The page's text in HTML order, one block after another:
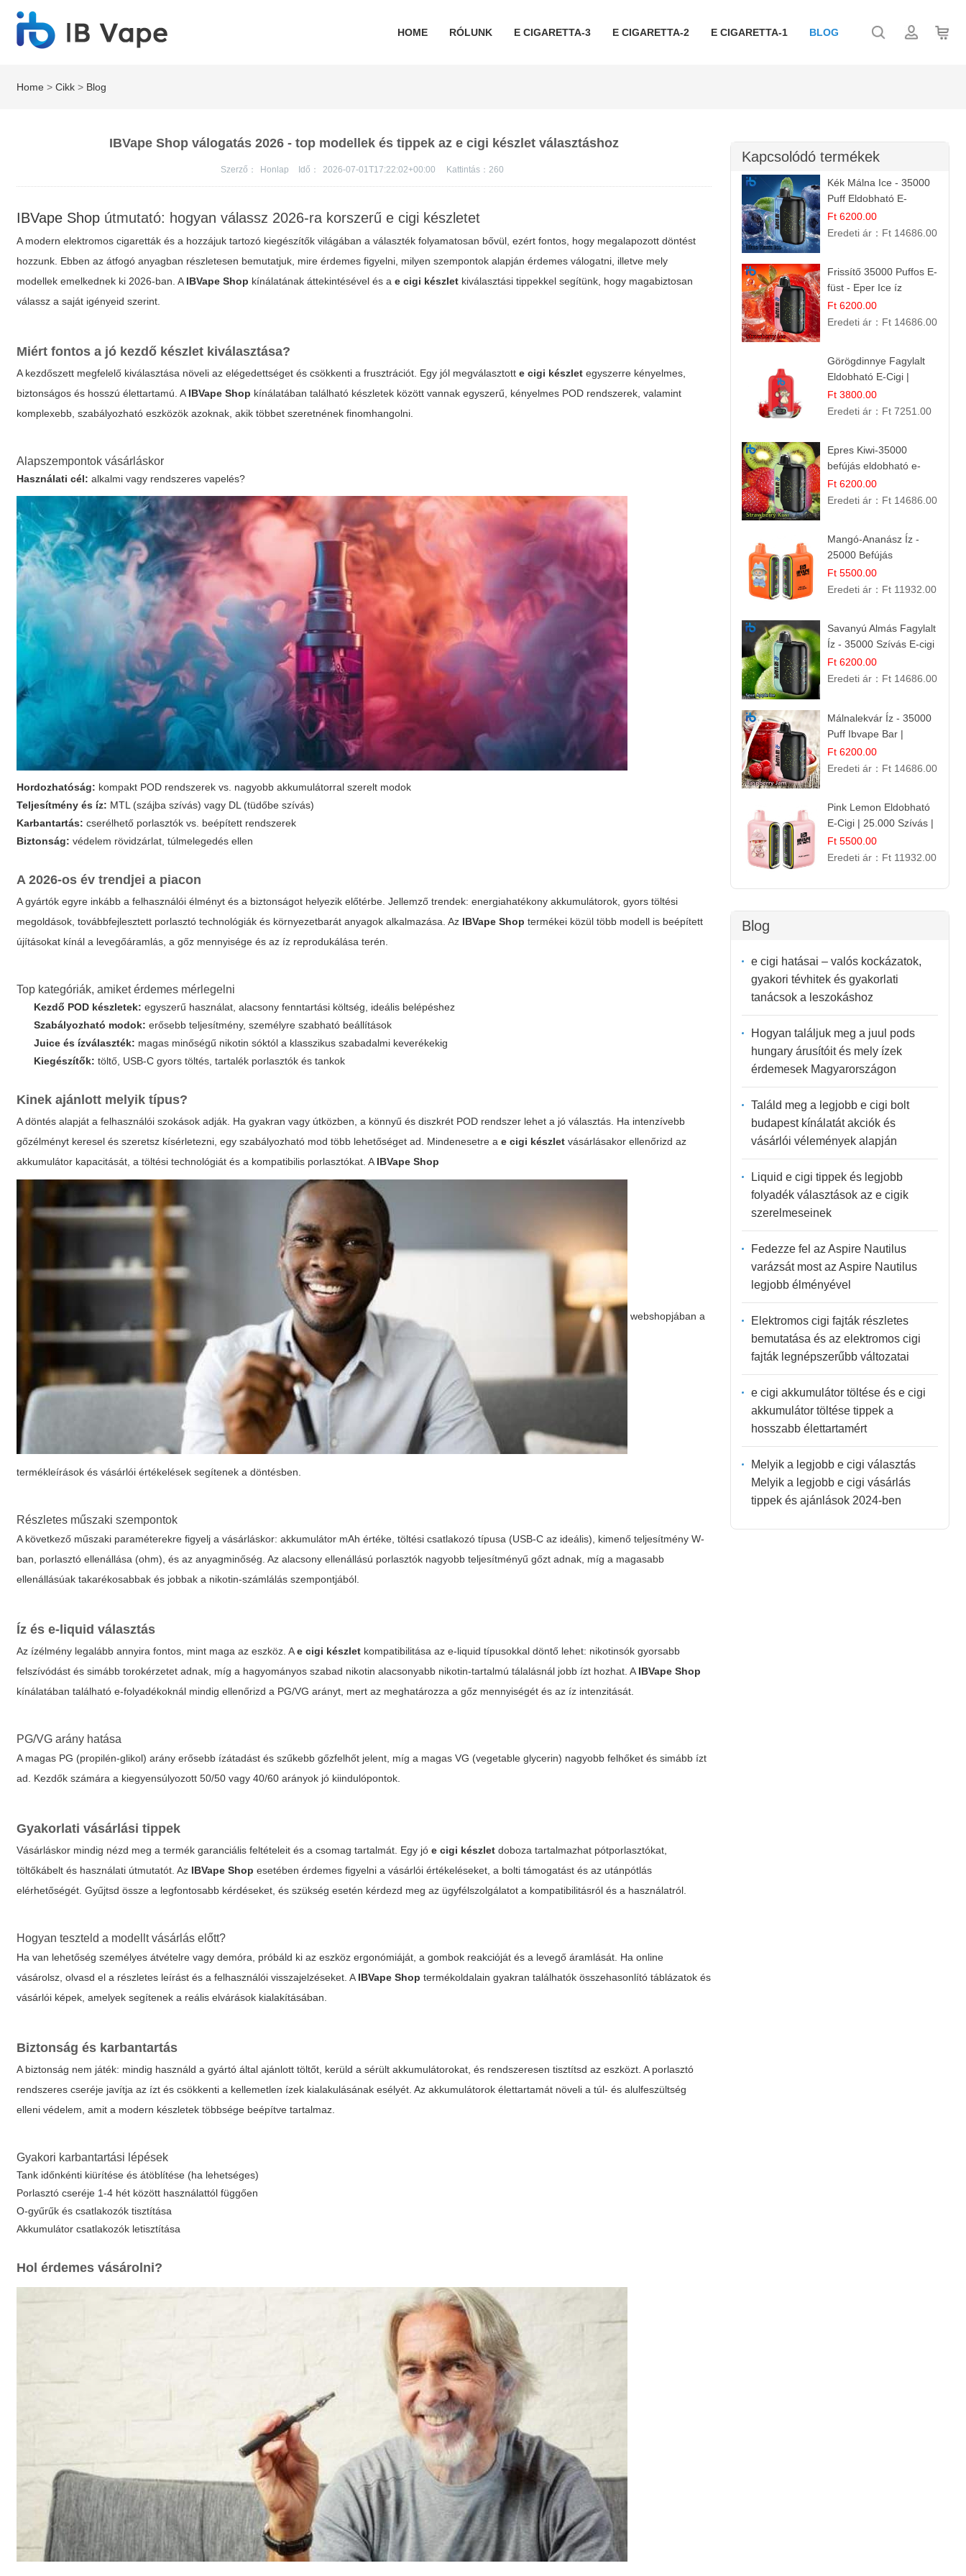
HOME RÓLUNK E CIGARETTA-3 E CIGARETTA-2 E CIGARETTA-1 BLOG
Home >Cikk > Blog
IBVape Shop válogatás 2026 - top modellek és tippek az e cigi készlet választáshoz
Szerző： Honlap Idő： 2026-07-01T17:22:02+00:00 Kattintás：260
IBVape Shop útmutató: hogyan válassz 2026-ra korszerű e cigi készletet
A modern elektromos cigaretták és a hozzájuk tartozó kiegészítők világában a választék folyamatosan bővül, ezért fontos, hogy megalapozott döntést
hozzunk. Ebben az átfogó anyagban részletesen bemutatjuk, mire érdemes figyelni, milyen szempontok alapján érdemes válogatni, illetve mely
modellek emelkednek ki 2026-ban. A IBVape Shop kínálatának áttekintésével és ae cigi készlet kiválasztási tippekkel segítünk, hogy magabiztosan
válassz a saját igényeid szerint.
Miért fontos a jó kezdő készlet kiválasztása?
A kezdőszett megfelelő kiválasztása növeli az elégedettséget és csökkenti a frusztrációt. Egy jól megválasztotte cigi készlet egyszerre kényelmes,
biztonságos és hosszú élettartamú. A IBVape Shop kínálatában található készletek között vannak egyszerű, kényelmes POD rendszerek, valamint
komplexebb, szabályozható eszközök azoknak, akik többet szeretnének finomhangolni.
Alapszempontok vásárláskor
Használati cél: alkalmi vagy rendszeres vapelés?
Hordozhatóság: kompakt POD rendszerek vs. nagyobb akkumulátorral szerelt modok
Teljesítmény és íz: MTL (szájba szívás) vagy DL (tüdőbe szívás)
Karbantartás: cserélhető porlasztók vs. beépített rendszerek
Biztonság: védelem rövidzárlat, túlmelegedés ellen
A 2026-os év trendjei a piacon
A gyártók egyre inkább a felhasználói élményt és a biztonságot helyezik előtérbe. Jellemző trendek: energiahatékony akkumulátorok, gyors töltési
megoldások, továbbfejlesztett porlasztó technológiák és környezetbarát anyagok alkalmazása. Az IBVape Shop termékei közül több modell is beépített
újításokat kínál a levegőáramlás, a gőz mennyisége és az íz reprodukálása terén.
Top kategóriák, amiket érdemes mérlegelni
Kezdő POD készletek: egyszerű használat, alacsony fenntartási költség, ideális belépéshez
Szabályozható modok: erősebb teljesítmény, személyre szabható beállítások
Juice és ízválaszték: magas minőségű nikotin sóktól a klasszikus szabadalmi keverékekig
Kiegészítők: töltő, USB-C gyors töltés, tartalék porlasztók és tankok
Kinek ajánlott melyik típus?
A döntés alapját a felhasználói szokások adják. Ha gyakran vagy útközben, a könnyű és diszkrét POD rendszer lehet a jó választás. Ha intenzívebb
gőzélményt keresel és szeretsz kísérletezni, egy szabályozható mod több lehetőséget ad. Mindenesetre ae cigi készlet vásárlásakor ellenőrizd az
akkumulátor kapacitását, a töltési technológiát és a kompatibilis porlasztókat. A IBVape Shop
webshopjában a
termékleírások és vásárlói értékelések segítenek a döntésben.
Részletes műszaki szempontok
A következő műszaki paraméterekre figyelj a vásárláskor: akkumulátor mAh értéke, töltési csatlakozó típusa (USB-C az ideális), kimenő teljesítmény W-
ban, porlasztó ellenállása (ohm), és az anyagminőség. Az alacsony ellenállású porlasztók nagyobb teljesítményű gőzt adnak, míg a magasabb
ellenállásúak takarékosabbak és jobbak a nikotin-számlálás szempontjából.
Íz és e-liquid választás
Az ízélmény legalább annyira fontos, mint maga az eszköz. Ae cigi készlet kompatibilitása az e-liquid típusokkal döntő lehet: nikotinsók gyorsabb
felszívódást és simább torokérzetet adnak, míg a hagyományos szabad nikotin alacsonyabb nikotin-tartalmú tálalásnál jobb ízt hozhat. A IBVape Shop
kínálatában található e-folyadékoknál mindig ellenőrizd a PG/VG arányt, mert az meghatározza a gőz mennyiségét és az íz intenzitását.
PG/VG arány hatása
A magas PG (propilén-glikol) arány erősebb ízátadást és szűkebb gőzfelhőt jelent, míg a magas VG (vegetable glycerin) nagyobb felhőket és simább ízt
ad. Kezdők számára a kiegyensúlyozott 50/50 vagy 40/60 arányok jó kiindulópontok.
Gyakorlati vásárlási tippek
Vásárláskor mindig nézd meg a termék garanciális feltételeit és a csomag tartalmát. Egy jóe cigi készlet doboza tartalmazhat pótporlasztókat,
töltőkábelt és használati útmutatót. Az IBVape Shop esetében érdemes figyelni a vásárlói értékeléseket, a bolti támogatást és az utánpótlás
elérhetőségét. Gyűjtsd össze a legfontosabb kérdéseket, és szükség esetén kérdezd meg az ügyfélszolgálatot a kompatibilitásról és a használatról.
Hogyan teszteld a modellt vásárlás előtt?
Ha van lehetőség személyes átvételre vagy demóra, próbáld ki az eszköz ergonómiáját, a gombok reakcióját és a levegő áramlását. Ha online
vásárolsz, olvasd el a részletes leírást és a felhasználói visszajelzéseket. A IBVape Shop termékoldalain gyakran találhatók összehasonlító táblázatok és
vásárlói képek, amelyek segítenek a reális elvárások kialakításában.
Biztonság és karbantartás
A biztonság nem játék: mindig használd a gyártó által ajánlott töltőt, kerüld a sérült akkumulátorokat, és rendszeresen tisztítsd az eszközt. A porlasztó
rendszeres cseréje javítja az ízt és csökkenti a kellemetlen ízek kialakulásának esélyét. Az akkumulátorok élettartamát növeli a túl- és alulfeszültség
elleni védelem, amit a modern készletek többsége beépítve tartalmaz.
Gyakori karbantartási lépések
Tank időnkénti kiürítése és átöblítése (ha lehetséges)
Porlasztó cseréje 1-4 hét között használattól függően
O-gyűrűk és csatlakozók tisztítása
Akkumulátor csatlakozók letisztítása
Hol érdemes vásárolni?
Kapcsolódó termékek
Kék Málna Ice - 35000
Puff Eldobható E-
cigaretta | Élénkítő
Gyümölcsös
Ft 6200.00
Eredeti ár： Ft 14686.00
Frissítő 35000 Puffos E-
füst - Eper Ice íz
Ft 6200.00
Eredeti ár： Ft 14686.00
Görögdinnye Fagylalt
Eldobható E-Cigi |
12.000 Szívás | Édes
Vízidín Íz
Ft 3800.00
Eredeti ár： Ft 7251.00
Epres Kiwi-35000
befújás eldobható e-
cigaretta
Ft 6200.00
Eredeti ár： Ft 14686.00
Mangó-Ananász Íz -
25000 Befújás
Eldobható E-ciga |
Trópusi Gyümölcs
Ft 5500.00
Eredeti ár： Ft 11932.00
Savanyú Almás Fagylalt
Íz - 35000 Szívás E-cigi
Ft 6200.00
Eredeti ár： Ft 14686.00
Málnalekvár Íz - 35000
Puff Ibvape Bar |
Gazdag Gyümölcsös
Ízélmény!
Ft 6200.00
Eredeti ár： Ft 14686.00
Pink Lemon Eldobható
E-Cigi | 25.000 Szívás |
Rózsaszín Citrom Íz
Ft 5500.00
Eredeti ár： Ft 11932.00
Blog
e cigi hatásai – valós kockázatok,
gyakori tévhitek és gyakorlati
tanácsok a leszokáshoz
Hogyan találjuk meg a juul pods
hungary árusítóit és mely ízek
érdemesek Magyarországon
Találd meg a legjobb e cigi bolt
budapest kínálatát akciók és
vásárlói vélemények alapján
Liquid e cigi tippek és legjobb
folyadék választások az e cigik
szerelmeseinek
Fedezze fel az Aspire Nautilus
varázsát most az Aspire Nautilus
legjobb élményével
Elektromos cigi fajták részletes
bemutatása és az elektromos cigi
fajták legnépszerűbb változatai
e cigi akkumulátor töltése és e cigi
akkumulátor töltése tippek a
hosszabb élettartamért
Melyik a legjobb e cigi választás
Melyik a legjobb e cigi vásárlás
tippek és ajánlások 2024-ben